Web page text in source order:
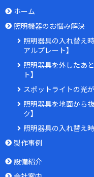
ホーム
照明機器のお悩み解決
照明器具の入れ替え
アルプレート】
照明器具を外したあ
ト】
スポットライトの光
照明器具を地面から
ク】
照明器具の入れ替え
製作事例
設備紹介